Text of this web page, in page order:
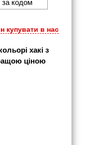
купувати в нас
хакі з
ціною